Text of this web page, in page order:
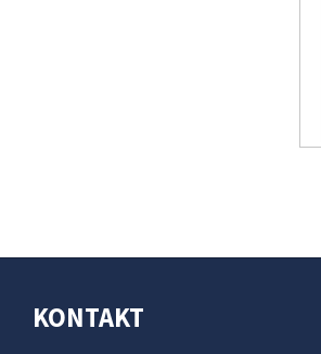
KONTAKT